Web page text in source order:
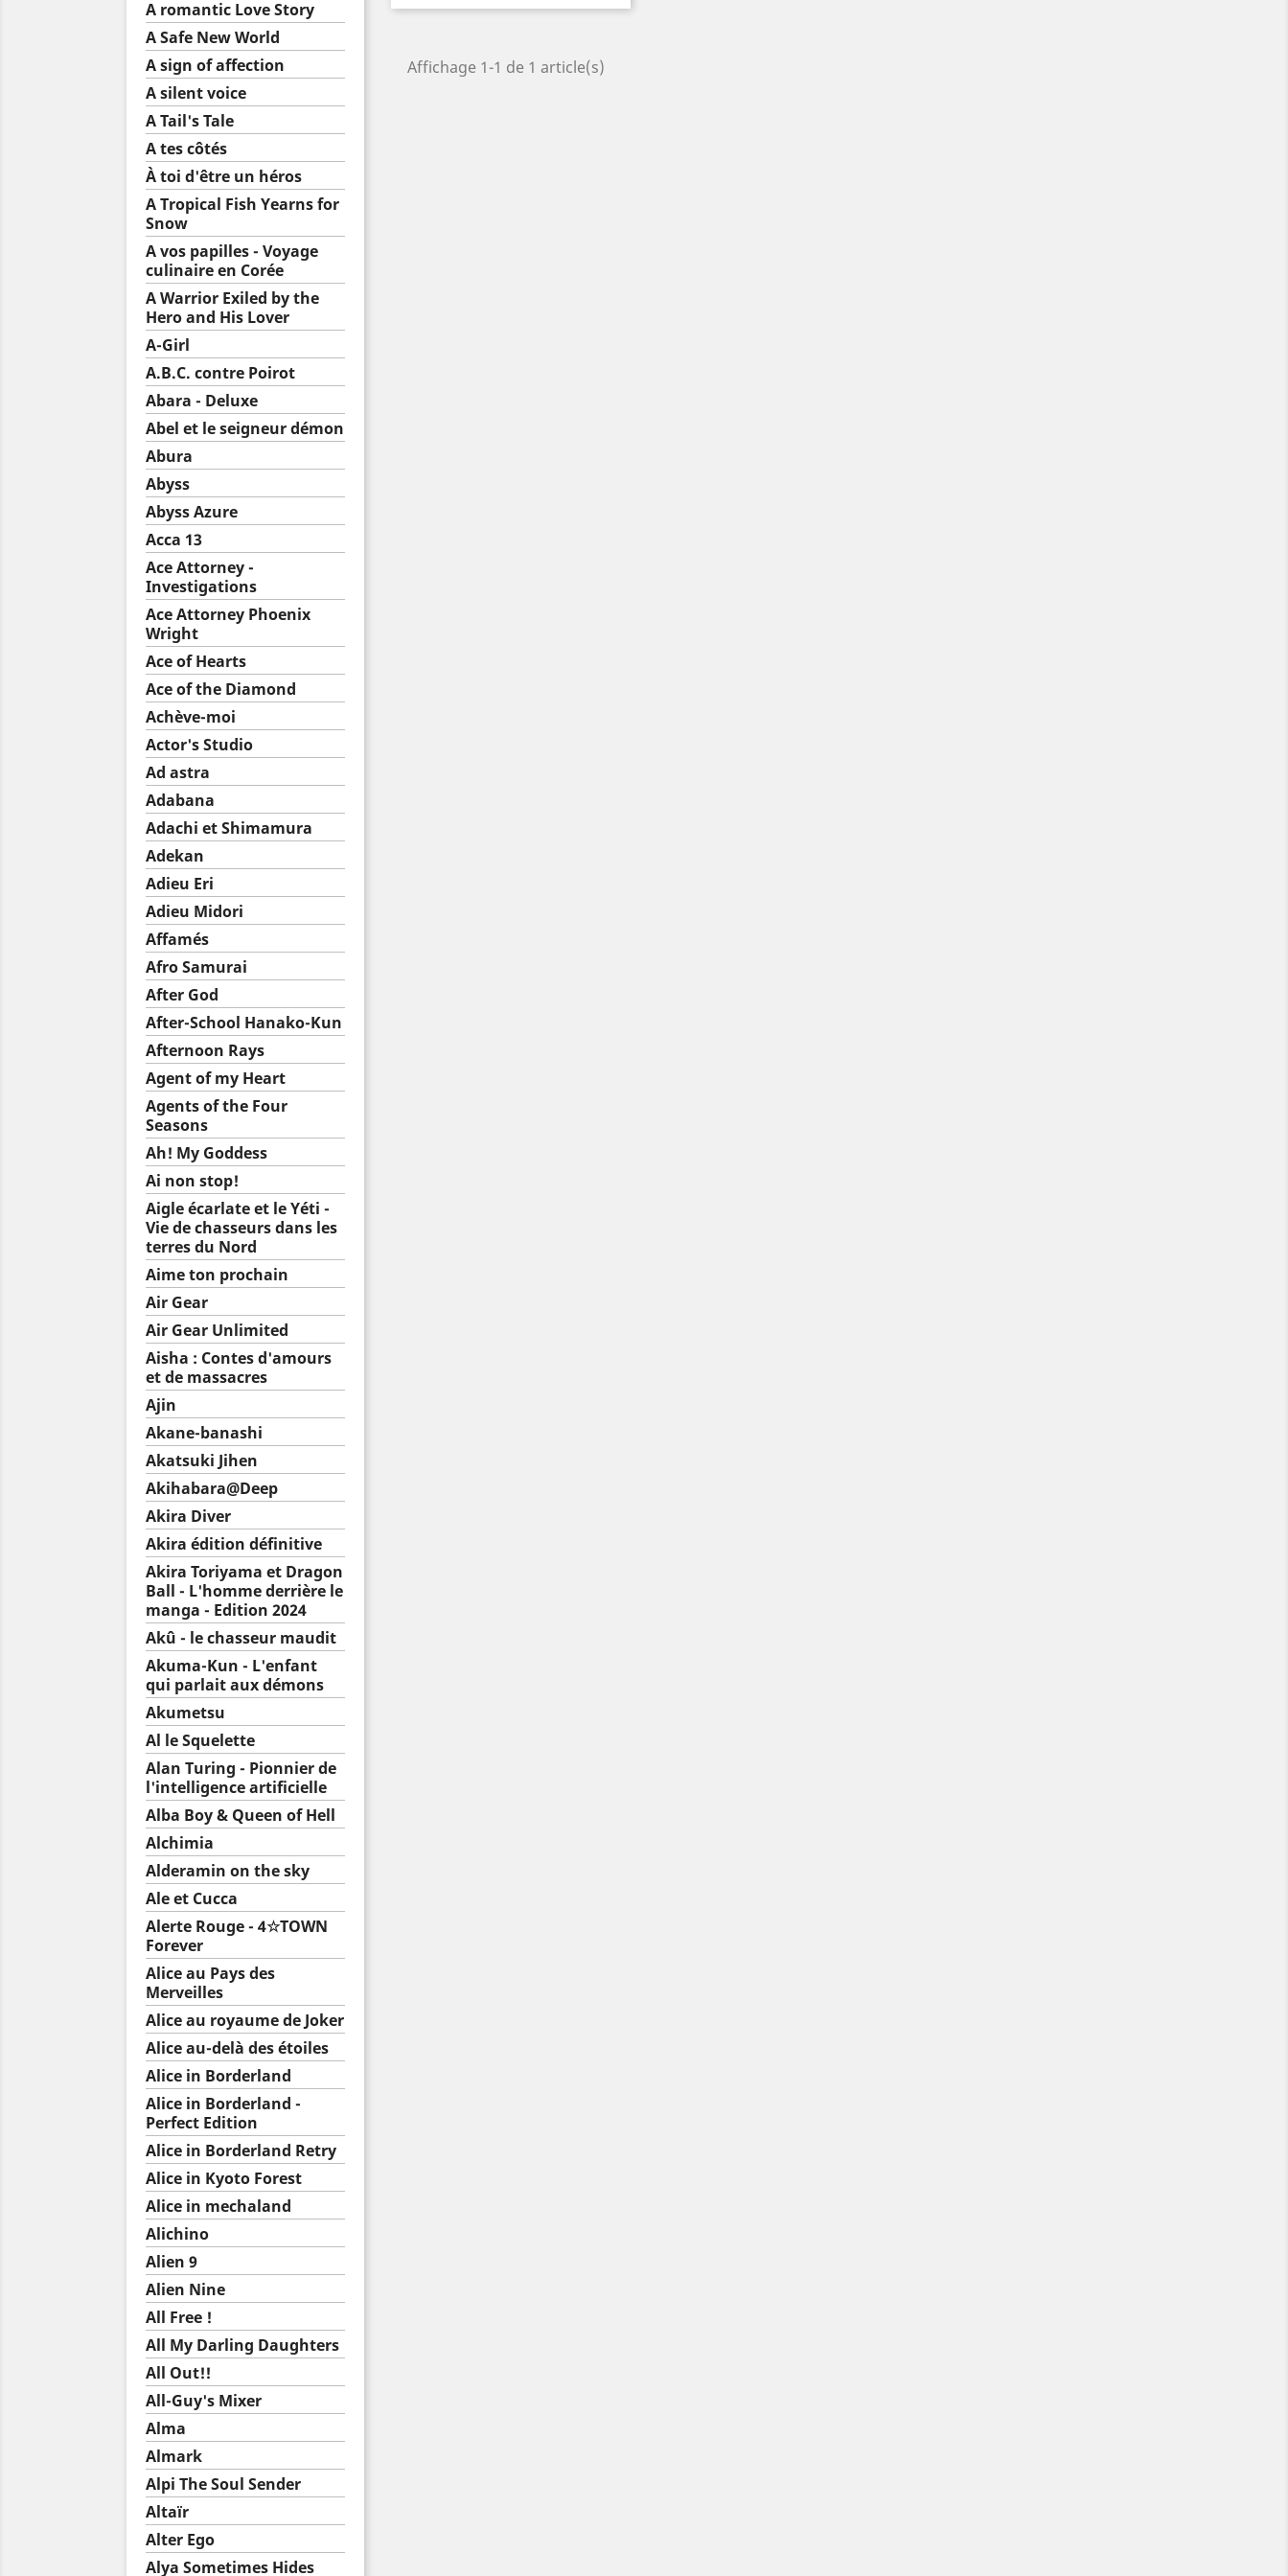
A romantic Love Story
A Safe New World
A sign of affection
A silent voice
A Tail's Tale
A tes côtés
À toi d'être un héros
A Tropical Fish Yearns for
Snow
A vos papilles - Voyage
culinaire en Corée
A Warrior Exiled by the
Hero and His Lover
A-Girl
A.B.C. contre Poirot
Abara - Deluxe
Abel et le seigneur démon
Abura
Abyss
Abyss Azure
Acca 13
Ace Attorney -
Investigations
Ace Attorney Phoenix
Wright
Ace of Hearts
Ace of the Diamond
Achève-moi
Actor's Studio
Ad astra
Adabana
Adachi et Shimamura
Adekan
Adieu Eri
Adieu Midori
Affamés
Afro Samurai
After God
After-School Hanako-Kun
Afternoon Rays
Agent of my Heart
Agents of the Four
Seasons
Ah! My Goddess
Ai non stop!
Aigle écarlate et le Yéti -
Vie de chasseurs dans les
terres du Nord
Aime ton prochain
Air Gear
Air Gear Unlimited
Aisha : Contes d'amours
et de massacres
Ajin
Akane-banashi
Akatsuki Jihen
Akihabara@Deep
Akira Diver
Akira édition définitive
Akira Toriyama et Dragon
Ball - L'homme derrière le
manga - Edition 2024
Akû - le chasseur maudit
Akuma-Kun - L'enfant
qui parlait aux démons
Akumetsu
Al le Squelette
Alan Turing - Pionnier de
l'intelligence artificielle
Alba Boy & Queen of Hell
Alchimia
Alderamin on the sky
Ale et Cucca
Alerte Rouge - 4☆TOWN
Forever
Alice au Pays des
Merveilles
Alice au royaume de Joker
Alice au-delà des étoiles
Alice in Borderland
Alice in Borderland -
Perfect Edition
Alice in Borderland Retry
Alice in Kyoto Forest
Alice in mechaland
Alichino
Alien 9
Alien Nine
All Free !
All My Darling Daughters
All Out!!
All-Guy's Mixer
Alma
Almark
Alpi The Soul Sender
Altaïr
Alter Ego
Alya Sometimes Hides
Affichage 1-1 de 1 article(s)